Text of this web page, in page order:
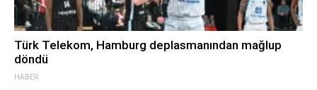
HABER
Türk Telekom, Hamburg deplasmanından mağlup
döndü